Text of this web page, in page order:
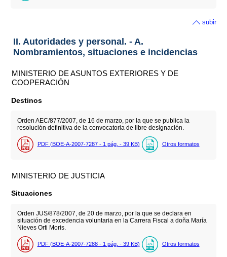
subir
II. Autoridades y personal. - A.
Nombramientos, situaciones e incidencias
MINISTERIO DE ASUNTOS EXTERIORES Y DE
COOPERACIÓN
Destinos
Orden AEC/877/2007, de 16 de marzo, por la que se publica la
resolución definitiva de la convocatoria de libre designación.
PDF (BOE-A-2007-7287 - 1 pág. - 39 KB) Otros formatos
MINISTERIO DE JUSTICIA
Situaciones
Orden JUS/878/2007, de 20 de marzo, por la que se declara en
situación de excedencia voluntaria en la Carrera Fiscal a doña María
Nieves Orti Moris.
PDF (BOE-A-2007-7288 - 1 pág. - 39 KB) Otros formatos